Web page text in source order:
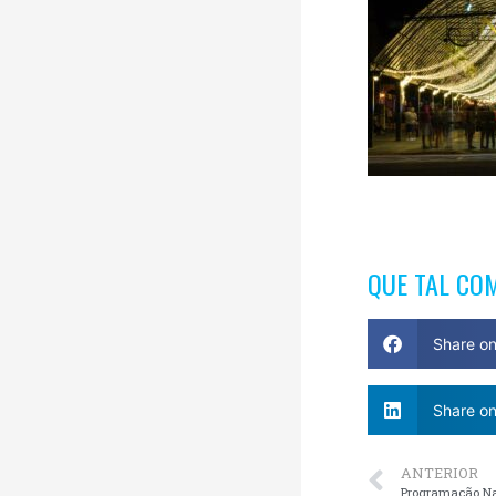
QUE TAL
Share
Share
ANTERIOR
Programação